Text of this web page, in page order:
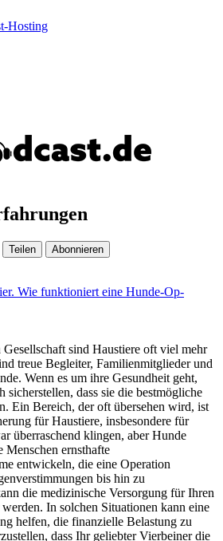
Hosting
Teilen Abonnieren
Wie funktioniert eine Hunde-Op-
Gesellschaft sind Haustiere oft viel mehr
treue Begleiter, Familienmitglieder und
Wenn es um ihre Gesundheit geht,
dass sie die bestmögliche
Ein Bereich, der oft übersehen wird, ist
für Haustiere, insbesondere für
überraschend klingen, aber Hunde
ernsthafte
entwickeln, die eine Operation
bis hin zu
die medizinische Versorgung für Ihren
In solchen Situationen kann eine
helfen, die finanzielle Belastung zu
dass Ihr geliebter Vierbeiner die